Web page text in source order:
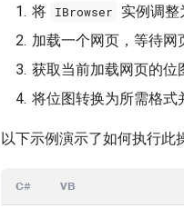
将 IBrowser
实例调整
加载一个网页，等待网
获取当前加载网页的位
将位图转换为所需格式
以下示例演示了如何执行此
C# VB